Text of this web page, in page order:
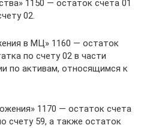
1150 — остаток счета 01
02.
в МЦ» 1160 — остаток
по счету 02 в части
по активам, относящимся к
1170 — остаток счета
счету 59, а также остаток